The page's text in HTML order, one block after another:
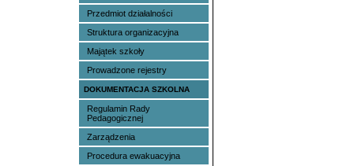
Przedmiot działalności
Struktura organizacyjna
Majątek szkoły
Prowadzone rejestry
DOKUMENTACJA SZKOLNA
Regulamin Rady
Pedagogicznej
Zarządzenia
Procedura ewakuacyjna